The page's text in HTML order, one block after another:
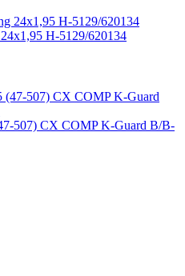
Н-5129/620134
507) CX COMP K-Guard B/B-